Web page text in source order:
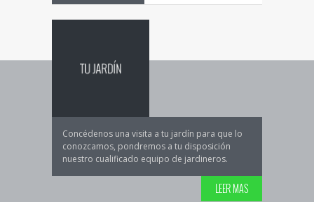
Concédenos una visita a tu jardín para que lo
conozcamos, pondremos a tu disposición
nuestro cualificado equipo de jardineros.
LEER MAS